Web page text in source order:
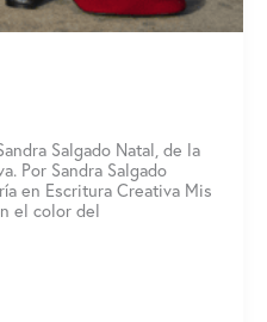
Salgado Natal, de la
Por Sandra Salgado
en Escritura Creativa Mis
el color del